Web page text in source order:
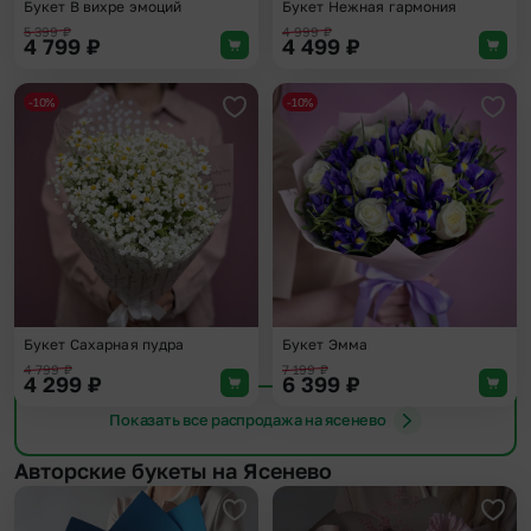
Букет В вихре эмоций
5 399₽
4 799 ₽
Букет Нежная гармония
4 999₽
4 499 ₽
Добавить в избранное
-10%
Букет Сахарная пудра
4 799₽
4 299 ₽
-10%
Букет Эмма
7 199₽
6 399 ₽
Показать все распродажа на ясенево
Авторские букеты на Ясенево